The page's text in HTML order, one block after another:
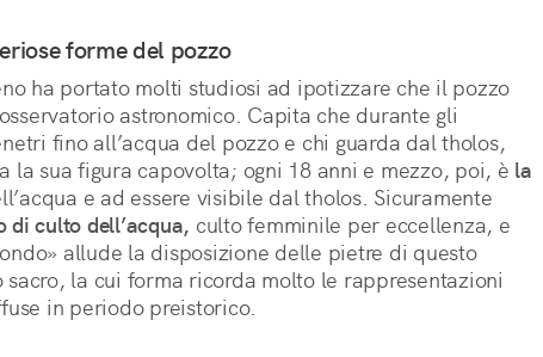
forme del pozzo
ha portato molti studiosi ad ipotizzare che il pozzo
astronomico. Capita che durante gli
fino all’acqua del pozzo e chi guarda dal tholos,
la sua figura capovolta; ogni 18 anni e mezzo, poi, è la
e ad essere visibile dal tholos. Sicuramente
di culto dell’acqua, culto femminile per eccellenza, e
allude la disposizione delle pietre di questo
sacro, la cui forma ricorda molto le rappresentazioni
in periodo preistorico.